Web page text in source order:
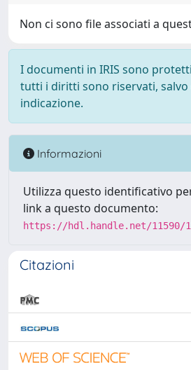
Non ci sono file associati a
I documenti in IRIS sono
tutti i diritti sono riservati, salvo
indicazione.
Informazioni
Utilizza questo identificativo
link a questo documento:
https://hdl.handle.net/11590/
Citazioni